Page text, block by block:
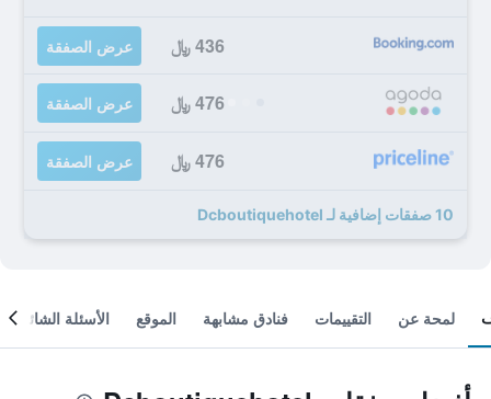
436 ﷼ عرض الصفقة
476 ﷼ عرض الصفقة
476 ﷼ عرض الصفقة
10 صفقات إضافية لـ Dcboutiquehotel
لمحة عن التقييمات فنادق مشابهة الموقع الأسئلة الشائعة